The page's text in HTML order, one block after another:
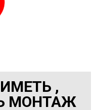
,
МОНТАЖ